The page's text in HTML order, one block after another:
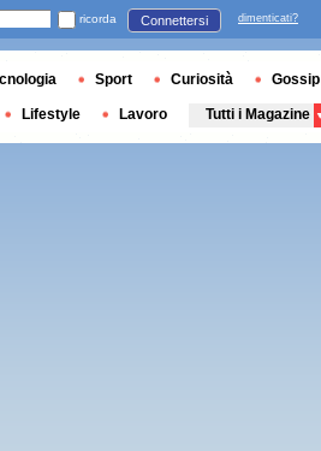
ricorda Connettersi dimenticati?
Sport Curiosità Gossip
Lifestyle Lavoro Tutti i Magazine